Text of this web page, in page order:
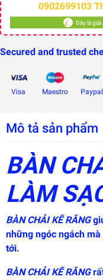
0902699103
Đây là giải
Secured and trusted
Visa Maestro Paypal
Mô tả sản phẩm
BÀN
LÀM
BÀN CHẢI KẼ RĂNG
những ngóc ngách
tới.
BÀN CHẢI KẼ RĂNGr